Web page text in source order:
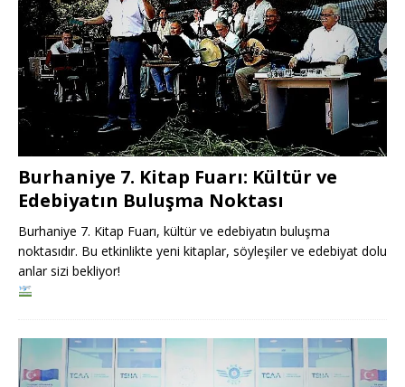
Burhaniye 7. Kitap Fuarı: Kültür ve
Edebiyatın Buluşma Noktası
Burhaniye 7. Kitap Fuarı, kültür ve edebiyatın buluşma
noktasıdır. Bu etkinlikte yeni kitaplar, söyleşiler ve edebiyat dolu
anlar sizi bekliyor!